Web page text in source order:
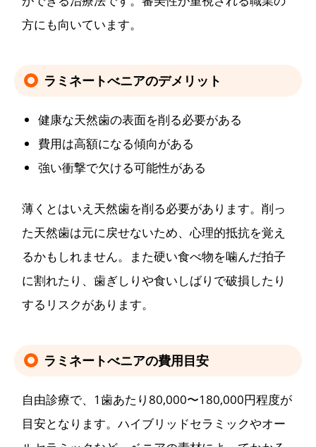
方にも向いています。
ラミネートべニアのデメリット
健康な天然歯の表面を削る必要がある
費用は高額になる傾向がある
強い衝撃で欠ける可能性がある
薄くとはいえ天然歯を削る必要があります。削っ
た天然歯は元に戻せないため、心理的抵抗を覚え
るかもしれません。また硬い食べ物を噛んだ拍子
に割れたり、歯ぎしりや食いしばりで破損したり
するリスクがあります。
ラミネートべニアの費用目安
自由診療で、1歯あたり80,000〜180,000円程度が
目安となります。ハイブリッドセラミックやオー